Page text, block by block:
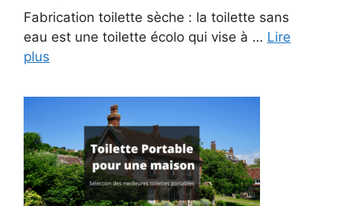
Fabrication toilette sèche : la toilette sans
eau est une toilette écolo qui vise à … Lire
plus